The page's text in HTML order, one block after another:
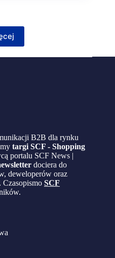
B2B dla rynku
targi SCF - Shopping
portalu SCF News |
dociera do
deweloperów oraz
Czasopismo SCF